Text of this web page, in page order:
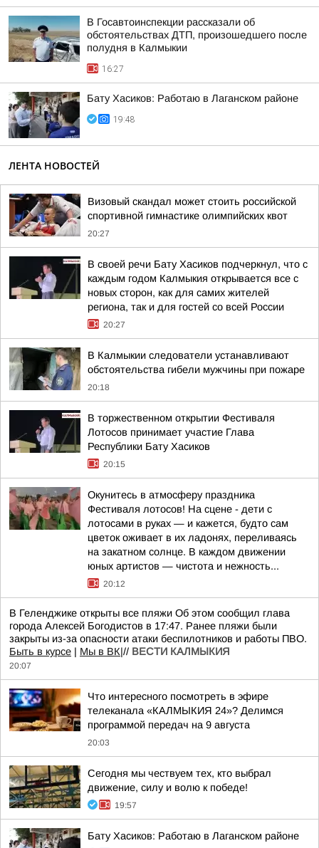
В Госавтоинспекции рассказали об
обстоятельствах ДТП, произошедшего после
полудня в Калмыкии
16:27
Бату Хасиков: Работаю в Лаганском районе
19:48
ЛЕНТА НОВОСТЕЙ
Визовый скандал может стоить российской
спортивной гимнастике олимпийских квот
20:27
В своей речи Бату Хасиков подчеркнул, что с
каждым годом Калмыкия открывается все с
новых сторон, как для самих жителей
региона, так и для гостей со всей России
20:27
В Калмыкии следователи устанавливают
обстоятельства гибели мужчины при пожаре
20:18
В торжественном открытии Фестиваля
Лотосов принимает участие Глава
Республики Бату Хасиков
20:15
Окунитесь в атмосферу праздника
Фестиваля лотосов! На сцене - дети с
лотосами в руках — и кажется, будто сам
цветок оживает в их ладонях, переливаясь
на закатном солнце. В каждом движении
юных артистов — чистота и нежность...
20:12
В Геленджике открыты все пляжи Об этом сообщил глава
города Алексей Богодистов в 17:47. Ранее пляжи были
закрыты из-за опасности атаки беспилотников и работы ПВО.
Быть в курсе | Мы в ВК|// ВЕСТИ КАЛМЫКИЯ
20:07
Что интересного посмотреть в эфире
телеканала «КАЛМЫКИЯ 24»? Делимся
программой передач на 9 августа
20:03
Сегодня мы чествуем тех, кто выбрал
движение, силу и волю к победе!
19:57
Бату Хасиков: Работаю в Лаганском районе